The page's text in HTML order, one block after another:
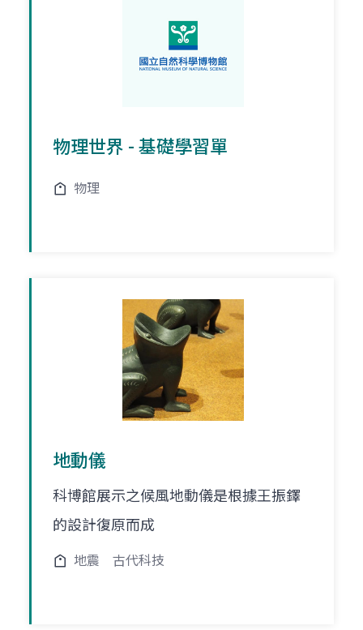
物理世界 - 基礎學習單
物理
地動儀
科博館展示之候風地動儀是根據王振鐸
的設計復原而成
地震 古代科技